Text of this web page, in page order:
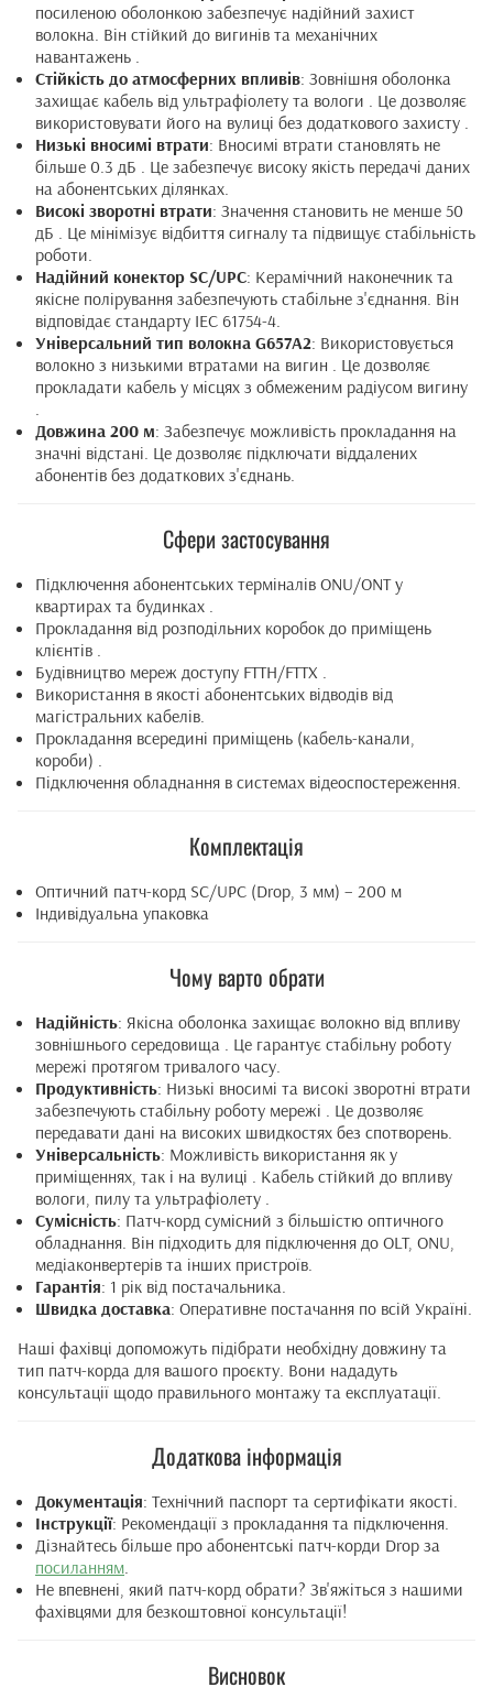
посиленою оболонкою забезпечує надійний захист
волокна. Він стійкий до вигинів та механічних
навантажень .
Стійкість до атмосферних впливів: Зовнішня оболонка
захищає кабель від ультрафіолету та вологи . Це дозволяє
використовувати його на вулиці без додаткового захисту .
Низькі вносимі втрати: Вносимі втрати становлять не
більше 0.3 дБ . Це забезпечує високу якість передачі даних
на абонентських ділянках.
Високі зворотні втрати: Значення становить не менше 50
дБ . Це мінімізує відбиття сигналу та підвищує стабільність
роботи.
Надійний конектор SC/UPC: Керамічний наконечник та
якісне полірування забезпечують стабільне з'єднання. Він
відповідає стандарту IEC 61754-4.
Універсальний тип волокна G657A2: Використовується
волокно з низькими втратами на вигин . Це дозволяє
прокладати кабель у місцях з обмеженим радіусом вигину
.
Довжина 200 м: Забезпечує можливість прокладання на
значні відстані. Це дозволяє підключати віддалених
абонентів без додаткових з'єднань.
Сфери застосування
Підключення абонентських терміналів ONU/ONT у
квартирах та будинках .
Прокладання від розподільних коробок до приміщень
клієнтів .
Будівництво мереж доступу FTTH/FTTX .
Використання в якості абонентських відводів від
магістральних кабелів.
Прокладання всередині приміщень (кабель-канали,
короби) .
Підключення обладнання в системах відеоспостереження.
Комплектація
Оптичний патч-корд SC/UPC (Drop, 3 мм) – 200 м
Індивідуальна упаковка
Чому варто обрати
Надійність: Якісна оболонка захищає волокно від впливу
зовнішнього середовища . Це гарантує стабільну роботу
мережі протягом тривалого часу.
Продуктивність: Низькі вносимі та високі зворотні втрати
забезпечують стабільну роботу мережі . Це дозволяє
передавати дані на високих швидкостях без спотворень.
Універсальність: Можливість використання як у
приміщеннях, так і на вулиці . Кабель стійкий до впливу
вологи, пилу та ультрафіолету .
Сумісність: Патч-корд сумісний з більшістю оптичного
обладнання. Він підходить для підключення до OLT, ONU,
медіаконвертерів та інших пристроїв.
Гарантія: 1 рік від постачальника.
Швидка доставка: Оперативне постачання по всій Україні.
Наші фахівці допоможуть підібрати необхідну довжину та
тип патч-корда для вашого проєкту. Вони нададуть
консультації щодо правильного монтажу та експлуатації.
Додаткова інформація
Документація: Технічний паспорт та сертифікати якості.
Інструкції: Рекомендації з прокладання та підключення.
Дізнайтесь більше про абонентські патч-корди Drop за
посиланням.
Не впевнені, який патч-корд обрати? Зв'яжіться з нашими
фахівцями для безкоштовної консультації!
Висновок